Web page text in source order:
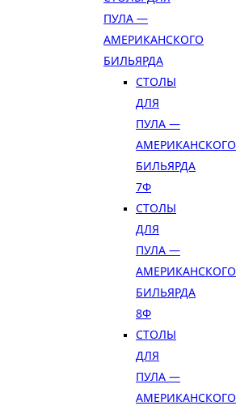
ПУЛА —
АМЕРИКАНСКОГО
БИЛЬЯРДА
СТОЛЫ
ДЛЯ
ПУЛА —
АМЕРИКАНСКОГО
БИЛЬЯРДА
7Ф
СТОЛЫ
ДЛЯ
ПУЛА —
АМЕРИКАНСКОГО
БИЛЬЯРДА
8Ф
СТОЛЫ
ДЛЯ
ПУЛА —
АМЕРИКАНСКОГО